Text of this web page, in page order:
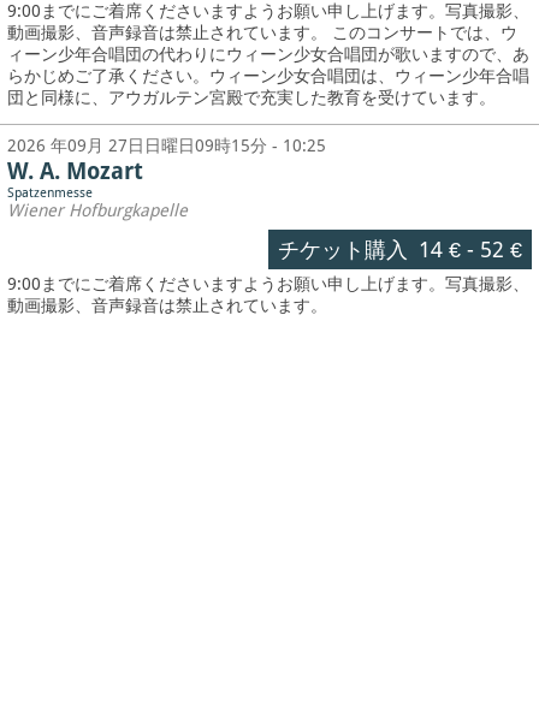
9:00までにご着席くださいますようお願い申し上げます。写真撮影、
動画撮影、音声録音は禁止されています。 このコンサートでは、ウ
ィーン少年合唱団の代わりにウィーン少女合唱団が歌いますので、あ
らかじめご了承ください。ウィーン少女合唱団は、ウィーン少年合唱
団と同様に、アウガルテン宮殿で充実した教育を受けています。
2026 年09月 27日日曜日09時15分 - 10:25
W. A. Mozart
Spatzenmesse
Wiener Hofburgkapelle
チケット購入 14 €- 52 €
9:00までにご着席くださいますようお願い申し上げます。写真撮影、
動画撮影、音声録音は禁止されています。